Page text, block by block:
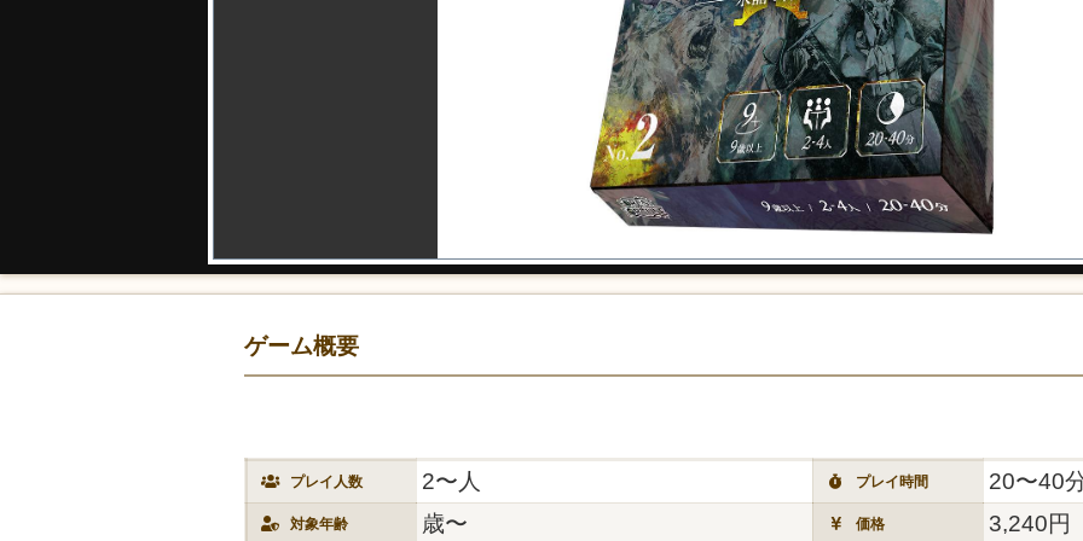
ゲーム概要
プレイ人数 2〜人 プレイ時間 20〜40
対象年齢 歳〜 価格 3,240円